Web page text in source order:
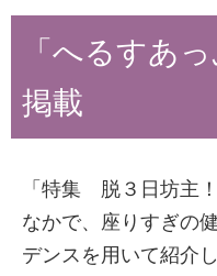
「へるすあ
掲載
「特集 脱３日坊主
なかで、座りすぎの
デンスを用いて紹介